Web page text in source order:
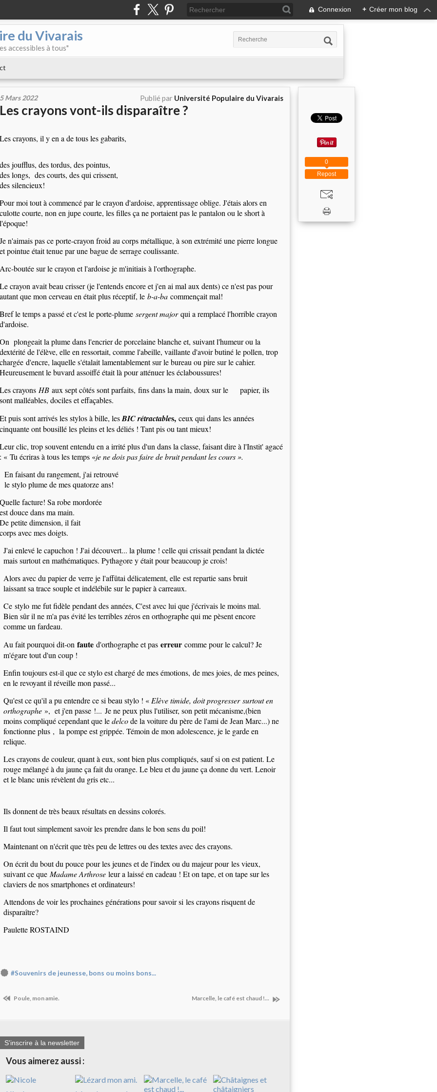
Connexion + Créer mon blog
du Vivarais
accessibles à tous"
5 Mars 2022 Publié par Université Populaire du Vivarais
Les crayons vont-ils disparaître ?
Les crayons, il y en a de tous les gabarits,
des joufflus, des tordus, des pointus,
des longs, des courts, des qui crissent,
des silencieux!
Pour moi tout à commencé par le crayon d'ardoise, apprentissage oblige. J'étais alors en
culotte courte, non en jupe courte, les filles ça ne portaient pas le pantalon ou le short à
l'époque!
Je n'aimais pas ce porte-crayon froid au corps métallique, à son extrémité une pierre longue
et pointue était tenue par une bague de serrage coulissante.
Arc-boutée sur le crayon et l'ardoise je m'initiais à l'orthographe.
Le crayon avait beau crisser (je l'entends encore et j'en ai mal aux dents) ce n'est pas pour
autant que mon cerveau en était plus réceptif, le b-a-ba commençait mal!
Bref le temps a passé et c'est le porte-plume sergent majorqui a remplacé l'horrible crayon
d'ardoise.
On plongeait la plume dans l'encrier de porcelaine blanche et, suivant l'humeur ou la
dextérité de l'élève, elle en ressortait, comme l'abeille, vaillante d'avoir butiné le pollen, trop
chargée d'encre, laquelle s'étalait lamentablement sur le bureau ou pire sur le cahier.
Heureusement le buvard assoiffé était là pour atténuer les éclaboussures!
Les crayons HB aux sept côtés sont parfaits, fins dans la main, doux sur le papier, ils
sont malléables, dociles et effaçables.
Et puis sont arrivés les stylos à bille, lesBIC rétractables, ceux qui dans les années
cinquante ont bousillé les pleins et les déliés ! Tant pis ou tant mieux!
Leur clic, trop souvent entendu en a irrité plus d'un dans la classe, faisant dire à l'Instit' agacé
: « Tu écriras à tous les temps «je ne dois pas faire de bruit pendant les cours ».
En faisant du rangement, j'ai retrouvé
le stylo plume de mes quatorze ans!
Quelle facture! Sa robe mordorée
est douce dans ma main.
De petite dimension, il fait
corps avec mes doigts.
J'ai enlevé le capuchon ! J'ai découvert... la plume ! celle qui crissait pendant la dictée
mais surtout en mathématiques. Pythagore y était pour beaucoup je crois!
Alors avec du papier de verre je l'affûtai délicatement, elle estrepartie sans bruit
laissant sa trace souple et indélébile sur le papier à carreaux.
Ce stylo me fut fidèle pendant des années, C'est avec lui que j'écrivais le moins mal.
Bien sûr il ne m'a pas évité les terribles zéros en orthographe qui me pèsent encore
comme un fardeau.
Au fait pourquoi dit-on faute d'orthographe et pas erreur comme pour le calcul? Je
m'égare tout d'un coup !
Enfin toujours est-il que ce stylo est chargé de mes émotions,de mes joies, de mes peines,
en le revoyant il réveille mon passé...
Qu'est ce qu'il a pu entendre ce si beau stylo ! « Elève timide, doit progressersurtout en
orthographe », et j'en passe !... Je ne peux plus l'utiliser, son petit mécanisme,(bien
moins compliqué cependant que ledelcode la voiture du père de l'ami de Jean Marc...) ne
fonctionne plus , la pompe est grippée. Témoin de mon adolescence, je le garde en
relique.
Les crayons de couleur, quant à eux, sont bien plus compliqués, sauf si on est patient. Le
rouge mélangé à du jaune ça fait du orange. Le bleu et du jaune ça donne du vert. Lenoir
et le blanc unis révèlent du gris etc...
Ils donnent de très beaux résultats en dessins colorés.
Il faut tout simplement savoir les prendre dans le bon sens du poil!
Maintenant on n'écrit que très peu de lettres ou des textes avec des crayons.
On écrit du bout du pouce pour les jeunes et de l'index ou du majeur pourles vieux,
suivant ce que Madame Arthroseleur a laissé en cadeau ! Et on tape, et on tape sur les
claviers de nos smartphones et ordinateurs!
Attendons de voir les prochaines générations pour savoir si les crayons risquent de
disparaître?
Paulette ROSTAIND
#Souvenirs de jeunesse, bons ou moins bons...
Poule, mon amie. Marcelle, le café est chaud !...
S'inscrire à la newsletter
Vous aimerez aussi :
Repost
0